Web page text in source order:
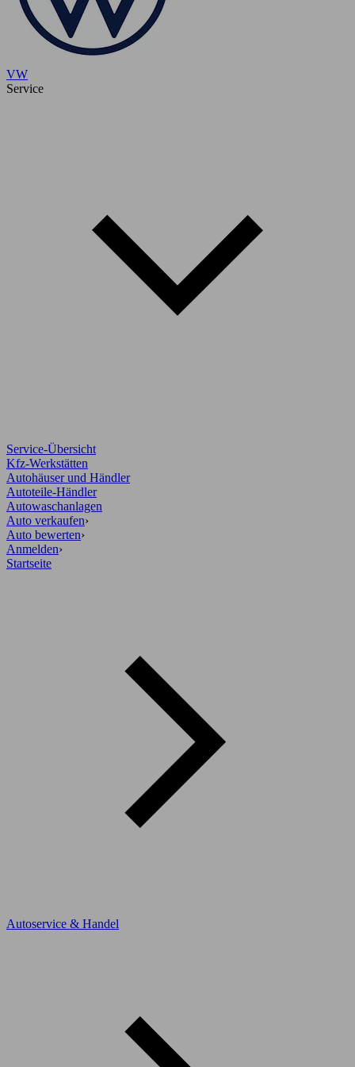
VW
Service
Service-Übersicht
Kfz-Werkstätten
Autohäuser und Händler
Autoteile-Händler
Autowaschanlagen
Auto verkaufen›
Auto bewerten›
Anmelden›
Startseite
Autoservice & Handel